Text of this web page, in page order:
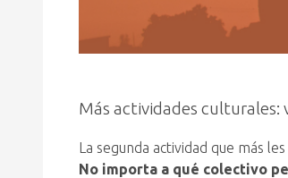
Más actividades culturales:
La segunda actividad que más
No importa a qué colectivo